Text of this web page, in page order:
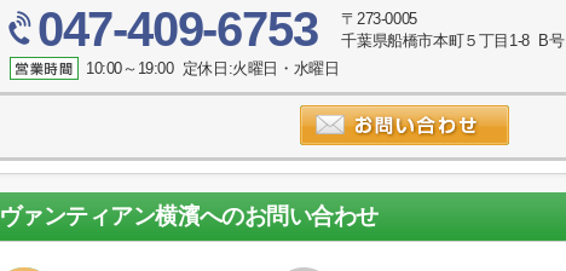
047-409-6753
〒273-0005
千葉県船橋市本町５丁目1-8 B号
10:00～19:00 定休日:火曜日・水曜日
ヴァンティアン横濱へのお問い合わせ